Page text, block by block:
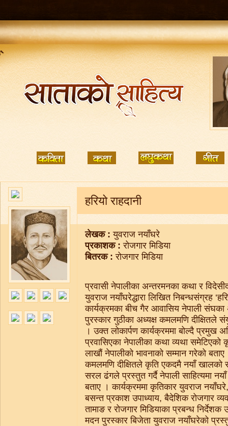
हरियो राहदानी
लेखक :युवराज नयाँघरे
प्रकाशक :रोजगार मिडिया
बितरक :रोजगार मिडिया
प्रवासी नेपालीका अन्तरमनका कथा र
युवराज नयाँघरेद्धारा लिखित निबन्धसंग्रह
कार्यक्रमका बीच गैर आवासिय नेपाली संघका
पुरस्कार गुठीका अध्यक्ष कमलमणि दीक्षितले
। उक्त लोकार्पण कार्यक्रममा बोल्दै प्रमुख
प्रवासिएका नेपालीका कथा व्यथा समेटिएको
लाखौं नेपालीको भावनाको सम्मान गरेको
कमलमणि दीक्षितले कृति एकदमै नयाँ खालको
सरल ढंगले प्रस्तुत गर्दै नेपाली साहित्यमा
बताए । कार्यक्रममा कृतिकार युवराज
बसन्त प्रकाश उपाध्याय, बैदेशिक रोजगार
तामाङ र रोजगार मिडियाका प्रबन्ध
मदन पुरस्कार बिजेता युवराज नयाँघरेको